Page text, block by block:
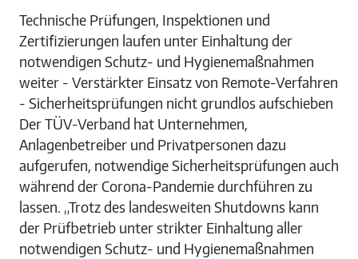
Technische Prüfungen, Inspektionen und
Zertifizierungen laufen unter Einhaltung der
notwendigen Schutz- und Hygienemaßnahmen
weiter - Verstärkter Einsatz von Remote-Verfahren
- Sicherheitsprüfungen nicht grundlos aufschieben
Der TÜV-Verband hat Unternehmen,
Anlagenbetreiber und Privatpersonen dazu
aufgerufen, notwendige Sicherheitsprüfungen auch
während der Corona-Pandemie durchführen zu
lassen. „Trotz des landesweiten Shutdowns kann
der Prüfbetrieb unter strikter Einhaltung aller
notwendigen Schutz- und Hygienemaßnahmen